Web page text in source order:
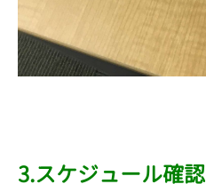
3.スケジュール確認